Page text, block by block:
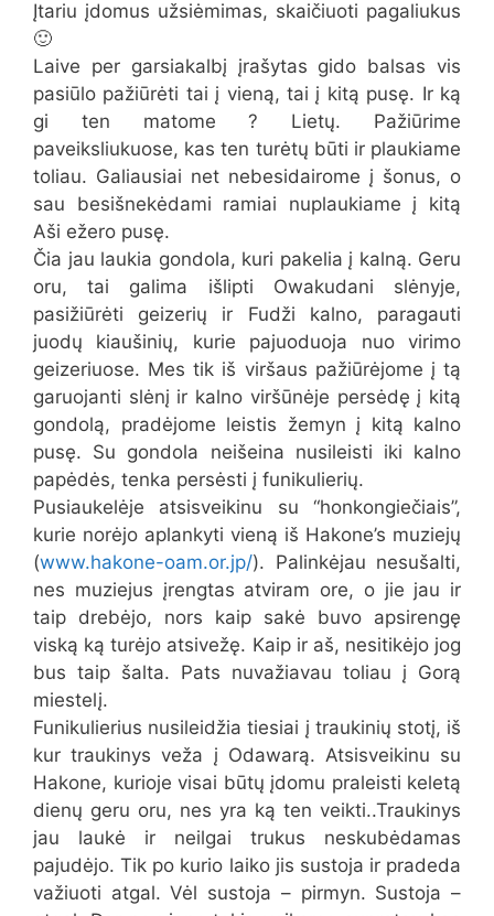
Įtariu įdomus užsiėmimas, skaičiuoti pagaliukus
🙂
Laive per garsiakalbį įrašytas gido balsas vis
pasiūlo pažiūrėti tai į vieną, tai į kitą pusę. Ir ką
gi ten matome ? Lietų. Pažiūrime
paveiksliukuose, kas ten turėtų būti ir plaukiame
toliau. Galiausiai net nebesidairome į šonus, o
sau besišnekėdami ramiai nuplaukiame į kitą
Aši ežero pusę.
Čia jau laukia gondola, kuri pakelia į kalną. Geru
oru, tai galima išlipti Owakudani slėnyje,
pasižiūrėti geizerių ir Fudži kalno, paragauti
juodų kiaušinių, kurie pajuoduoja nuo virimo
geizeriuose. Mes tik iš viršaus pažiūrėjome į tą
garuojanti slėnį ir kalno viršūnėje persėdę į kitą
gondolą, pradėjome leistis žemyn į kitą kalno
pusę. Su gondola neišeina nusileisti iki kalno
papėdės, tenka persėsti į funikulierių.
Pusiaukelėje atsisveikinu su “honkongiečiais”,
kurie norėjo aplankyti vieną iš Hakone’s muziejų
(www.hakone-oam.or.jp/). Palinkėjau nesušalti,
nes muziejus įrengtas atviram ore, o jie jau ir
taip drebėjo, nors kaip sakė buvo apsirengę
viską ką turėjo atsivežę. Kaip ir aš, nesitikėjo jog
bus taip šalta. Pats nuvažiavau toliau į Gorą
miestelį.
Funikulierius nusileidžia tiesiai į traukinių stotį, iš
kur traukinys veža į Odawarą. Atsisveikinu su
Hakone, kurioje visai būtų įdomu praleisti keletą
dienų geru oru, nes yra ką ten veikti..Traukinys
jau laukė ir neilgai trukus neskubėdamas
pajudėjo. Tik po kurio laiko jis sustoja ir pradeda
važiuoti atgal. Vėl sustoja – pirmyn. Sustoja –